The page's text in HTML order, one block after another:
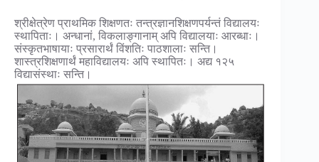
श्रीक्षेत्रेण प्राथमिक शिक्षणतः तन्त्रज्ञानशिक्षणपर्यन्तं विद्यालयः
स्थापिताः। अन्धानां, विकलाङ्गानाम् अपि विद्यालयाः आरब्धाः।
संस्कृतभाषायाः प्रसारार्थं विंशतिः पाठशालाः सन्ति।
शास्त्रशिक्षणार्थं महाविद्यालयः अपि स्थापितः। अद्य १२५
विद्यासंस्थाः सन्ति।